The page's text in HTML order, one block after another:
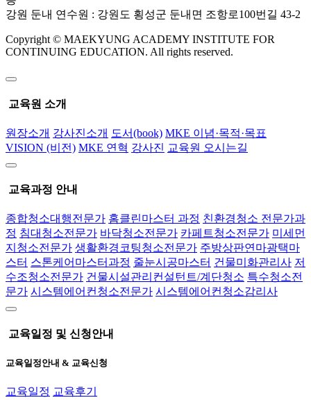
강원 둔내 연수원 : 강원도 횡성군 둔내면 조항로100번길 43-2
Copyright © MAEKYUNG ACADEMY INSTITUTE FOR
CONTINUING EDUCATION. All rights reserved.
교육원 소개
원장소개 강사진소개 도서(book) MKE 이념·목적·목표
VISION (비전) MKE 연혁 강사진 교육원 오시는길
교육과정 안내
종합청소대행전문가 홈클린마스터 과정 친환경청소 전문가과
정 침대청소전문가 바닥청소전문가 카페트청소전문가 미세먼
지청소전문가 생활환경코팅청소전문가 주방상판연마광택마
스터 스톤케어마스터과정 줄눈시공마스터 건물미화관리사 저
수조청소전문가 건물시설관리컨설턴트/계단청소 특수청소전
문가 시스템에어컨청소전문가 시스템에어컨청소감리사
교육일정 및 신청안내
교육일정안내 & 교육신청
교육일정 교육후기